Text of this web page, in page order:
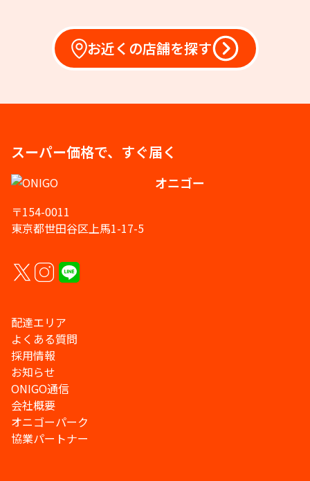
お近くの店舗を探す
スーパー価格で、すぐ届く
オニゴー
〒154-0011
東京都世田谷区上馬1-17-5
配達エリア
よくある質問
採用情報
お知らせ
ONIGO通信
会社概要
オニゴーパーク
協業パートナー